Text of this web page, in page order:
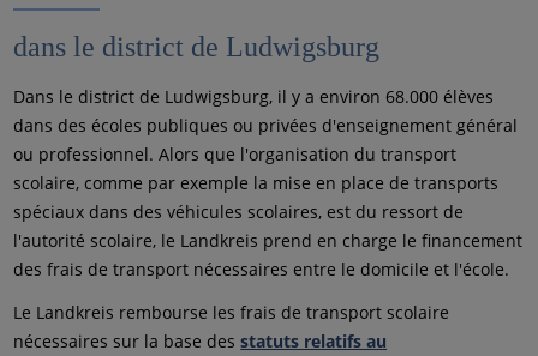
dans le district de Ludwigsburg
Dans le district de Ludwigsburg, il y a environ 68.000 élèves
dans des écoles publiques ou privées d'enseignement général
ou professionnel. Alors que l'organisation du transport
scolaire, comme par exemple la mise en place de transports
spéciaux dans des véhicules scolaires, est du ressort de
l'autorité scolaire, le Landkreis prend en charge le financement
des frais de transport nécessaires entre le domicile et l'école.
Le Landkreis rembourse les frais de transport scolaire
nécessaires sur la base desstatuts relatifs au